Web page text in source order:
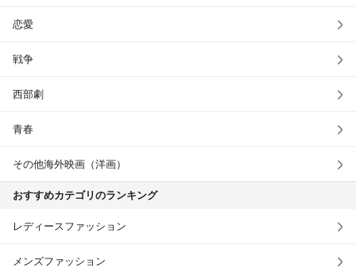
恋愛
戦争
西部劇
青春
その他海外映画（洋画）
おすすめカテゴリのランキング
レディースファッション
メンズファッション